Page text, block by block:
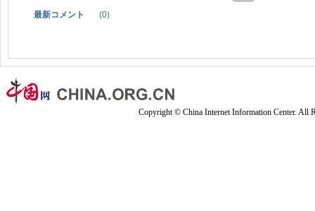
最新コメント (0)